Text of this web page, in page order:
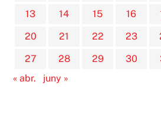
13
14 15 16
20
21 22 23
27
28 29 30
« abr.
juny »